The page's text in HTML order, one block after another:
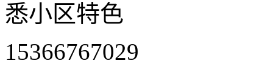
悉小区特色
15366767029